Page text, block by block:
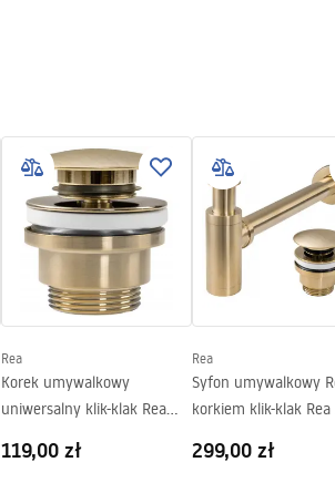
Rea
Korek umywalkowy
uniwersalny klik-klak Rea
119,00 zł
Rea
Syfon umywalkowy
korkiem klik-klak Rea
299,00 zł